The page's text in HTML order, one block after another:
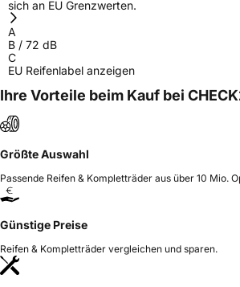
HerstellerkontaktWindforce, Qingdao
Verantwortliche
sich an EU Grenzwerten.
A
B / 72 dB
C
EU Reifenlabel anzeigen
Ihre Vorteile beim Kauf bei
Größte Auswahl
Passende Reifen & Kompletträder aus über 10 Mio.
Günstige Preise
Reifen & Kompletträder vergleichen und sparen.